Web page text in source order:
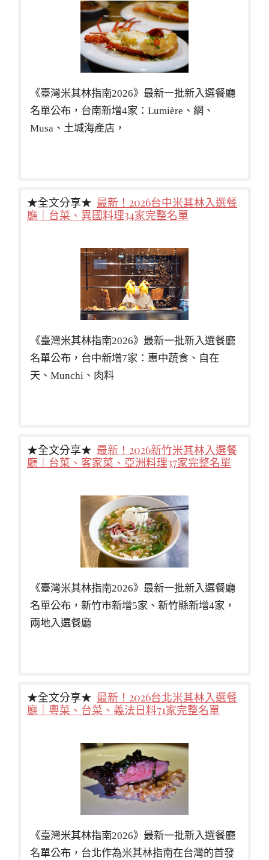
《臺灣米其林指南2026》最新一批新入選餐廳
名單公布，台南新增4家：Lumière、網、
Musa、土城海產店，
★全文分享★ 最新！2026台中米其林入選餐
廳｜台菜、異國料理34家完整名單
《臺灣米其林指南2026》最新一批新入選餐廳
名單公布，台中新增7家：惠中蔬食、自在
天、Munchi、肉料
★全文分享★ 最新！2026新竹米其林入選餐
廳｜台菜、客家菜、亞洲料理37家完整名單
《臺灣米其林指南2026》最新一批新入選餐廳
名單公布，新竹市新增5家、新竹縣新增4家，
兩地入選餐廳
★全文分享★ 最新！2026台北米其林入選餐
廳｜粵菜、台菜、義法日料71家完整名單
《臺灣米其林指南2026》最新一批新入選餐廳
名單公布，台北作為米其林指南在台灣的首發